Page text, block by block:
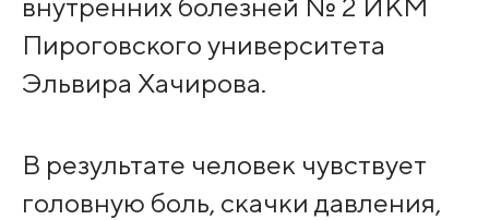
внутренних болезней № 2 ИКМ
Пироговского университета
Эльвира Хачирова.
В результате человек чувствует
головную боль, скачки давления,